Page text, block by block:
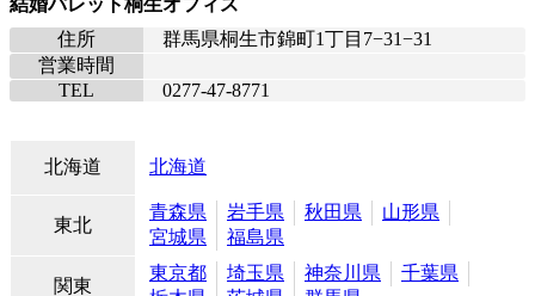
結婚パレット桐生オフィス
住所
群馬県桐生市錦町1丁目7−31−31
営業時間
TEL
0277-47-8771
北海道 北海道
東北
青森県 岩手県 秋田県
山形県
宮城県
福島県
関東
東京都 埼玉県 神奈川県
千葉県